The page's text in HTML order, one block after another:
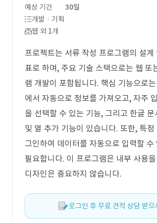
예상 기간
30일
개발 · 기획
웹 외 1개
프로젝트는 서류 작성 프로그램의 설계
표로 하며, 주요 기술 스택으로는 웹 또
램 개발이 포함됩니다. 핵심 기능으로
에서 자동으로 정보를 가져오고, 자주
을 선택할 수 있는 기능, 그리고 한글 문
및 열 추가 기능이 있습니다. 또한, 특정
그인하여 데이터를 자동으로 입력할 수
필요합니다. 이 프로그램은 내부 사용
디자인은 중요하지 않습니다.
로그인 후 무료 견적 상담 받으